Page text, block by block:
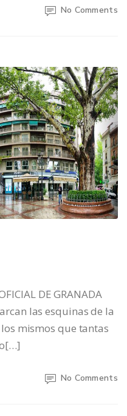
No Comments
DE GRANADA
las esquinas de la
mismos que tantas
No Comments